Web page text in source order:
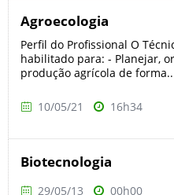
Agroecologia
Perfil do Profissional O
habilitado para: - Planejar,
produção agrícola de
10/05/21 16h34
Biotecnologia
29/05/13 00h00